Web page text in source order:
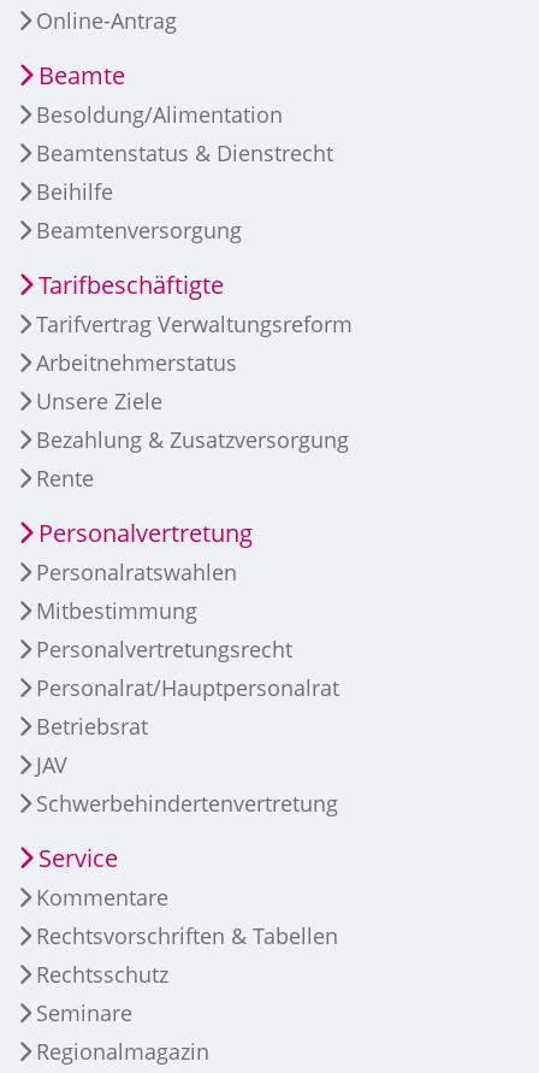
Online-Antrag
Beamte
Besoldung/Alimentation
Beamtenstatus & Dienstrecht
Beihilfe
Beamtenversorgung
Tarifbeschäftigte
Tarifvertrag Verwaltungsreform
Arbeitnehmerstatus
Unsere Ziele
Bezahlung & Zusatzversorgung
Rente
Personalvertretung
Personalratswahlen
Mitbestimmung
Personalvertretungsrecht
Personalrat/Hauptpersonalrat
Betriebsrat
JAV
Schwerbehindertenvertretung
Service
Kommentare
Rechtsvorschriften & Tabellen
Rechtsschutz
Seminare
Regionalmagazin